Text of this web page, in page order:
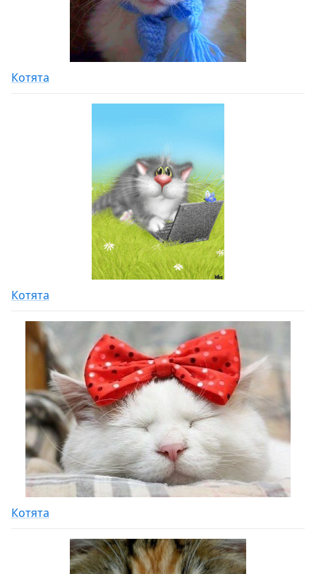
Котята
Котята
Котята